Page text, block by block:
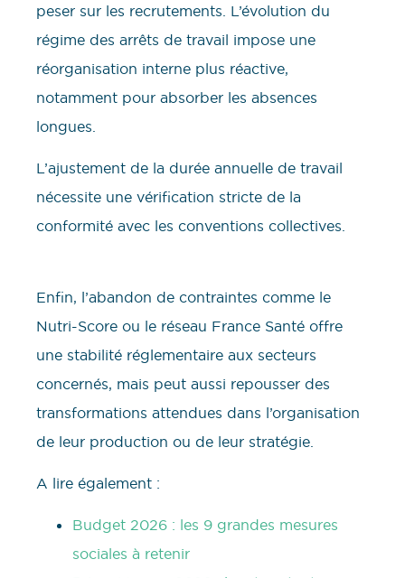
peser sur les recrutements. L’évolution du
régime des arrêts de travail impose une
réorganisation interne plus réactive,
notamment pour absorber les absences
longues.
L’ajustement de la durée annuelle de travail
nécessite une vérification stricte de la
conformité avec les conventions collectives.
Enfin, l’abandon de contraintes comme le
Nutri-Score ou le réseau France Santé offre
une stabilité réglementaire aux secteurs
concernés, mais peut aussi repousser des
transformations attendues dans l’organisation
de leur production ou de leur stratégie.
A lire également :
Budget 2026 : les 9 grandes mesures
sociales à retenir